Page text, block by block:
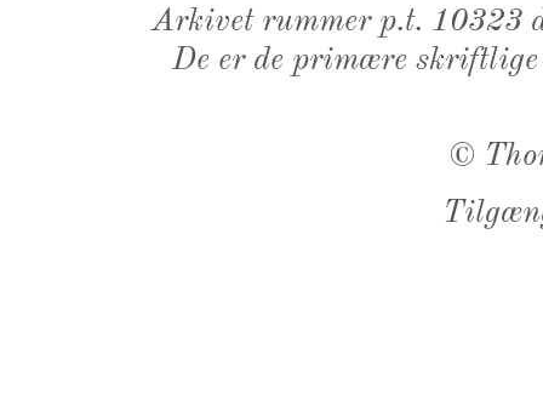
Arkivet rummer p.t. 10323
De er de primære
©